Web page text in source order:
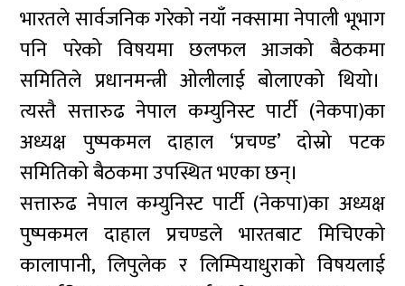
भारतले सार्वजनिक गरेको नयाँ नक्सामा नेपाली भूभाग
पनि परेको विषयमा छलफल आजको बैठकमा
समितिले प्रधानमन्त्री ओलीलाई बोलाएको थियो।
त्यस्तै सत्तारुढ नेपाल कम्युनिस्ट पार्टी (नेकपा)का
अध्यक्ष पुष्पकमल दाहाल ‘प्रचण्ड’ दोस्रो पटक
समितिको बैठकमा उपस्थित भएका छन्।
सत्तारुढ नेपाल कम्युनिस्ट पार्टी (नेकपा)का अध्यक्ष
पुष्पकमल दाहाल प्रचण्डले भारतबाट मिचिएको
कालापानी, लिपुलेक र लिम्पियाधुराको विषयलाई